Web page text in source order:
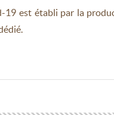
est établi par la